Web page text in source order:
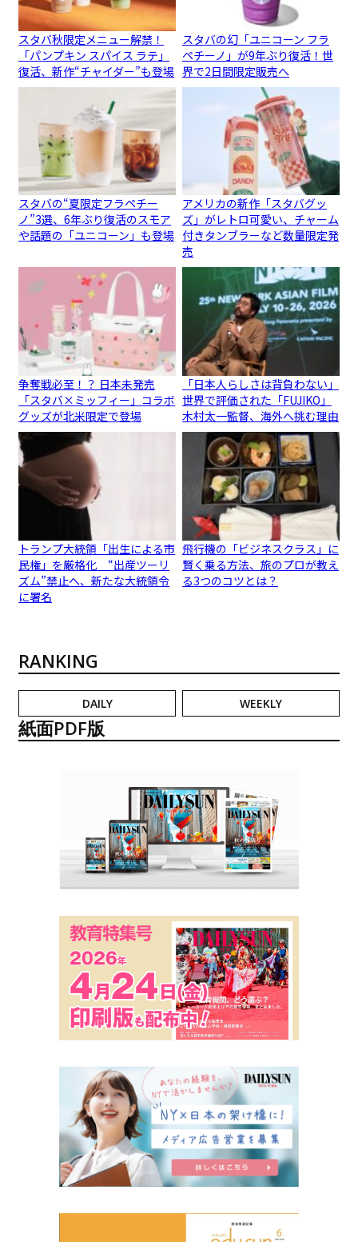
スタバ秋限定メニュー解禁！
「パンプキン スパイス ラテ」
復活、新作“チャイダー”も登場
スタバの幻「ユニコーン フラ
ペチーノ」が9年ぶり復活！世
界で2日間限定販売へ
スタバの“夏限定フラペチー
ノ”3選、6年ぶり復活のスモア
や話題の「ユニコーン」も登場
アメリカの新作「スタバグッ
ズ」がレトロ可愛い、チャーム
付きタンブラーなど数量限定発
売
争奪戦必至！？ 日本未発売
「スタバ×ミッフィー」コラボ
グッズが北米限定で登場
「日本人らしさは背負わない」
世界で評価された「FUJIKO」
木村太一監督、海外へ挑む理由
トランプ大統領「出生による市
民権」を厳格化 “出産ツーリ
ズム”禁止へ、新たな大統領令
に署名
飛行機の「ビジネスクラス」に
賢く乗る方法、旅のプロが教え
る3つのコツとは？
RANKING
DAILY WEEKLY
紙面PDF版